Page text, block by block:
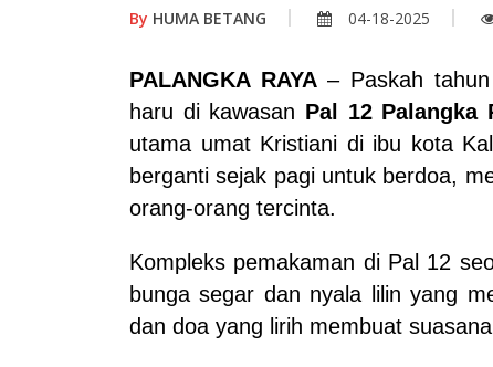
By HUMA BETANG 04-18-2025
PALANGKA RAYA – Paskah
haru di kawasan Pal 12 Palangka
utama umat Kristiani di ibu kota
berganti sejak pagi untuk berdoa,
orang-orang tercinta.
Kompleks pemakaman di Pal 12
bunga segar dan nyala lilin yang
dan doa yang lirih membuat